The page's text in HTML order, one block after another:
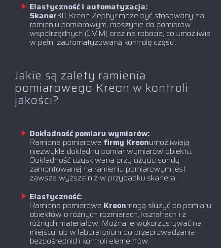
Elastyczność i automatyzacja:
‍Skaner3D Kreon Zephyr może być stosowany na
ramieniu pomiarowym, maszynie do pomiarów
współrzędnych (CMM) oraz na robocie, co umożliwia
w pełni zautomatyzowaną kontrolę części.
Jakie są zalety ramienia
pomiarowego Kreon w kontroli
jakości?
Dokładność pomiaru wymiarów:
‍Ramiona pomiarowe firmy Kreonumożliwiają
niezwykle dokładny pomiar wymiarów obiektu.
Dokładność uzyskiwana przy użyciu sondy
zamontowanej na ramieniu pomiarowym jest
zawsze wyższa niż w przypadku skanera.
Elastyczność:
‍Ramiona pomiarowe Kreonmogą służyć do pomiaru
obiektów o różnych rozmiarach, kształtach i z
różnych materiałów. Można je wykorzystywać na
miejscu lub w laboratorium do przeprowadzania
bezpośrednich kontroli elementów.